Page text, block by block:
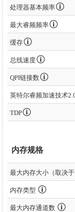
处理器基本频率
最大睿频频率
缓存
总线速度
QPI链接数
英特尔睿频加速技术
TDP
内存规格
最大内存大小（取决
内存类型
最大内存通道数